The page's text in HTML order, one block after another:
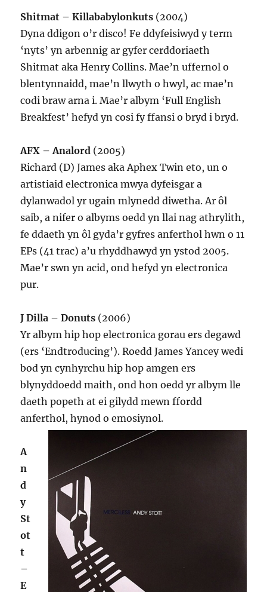
Shitmat – Killababylonkuts (2004)
Dyna ddigon o’r disco! Fe ddyfeisiwyd y term
‘nyts’ yn arbennig ar gyfer cerddoriaeth
Shitmat aka Henry Collins. Mae’n uffernol o
blentynnaidd, mae’n llwyth o hwyl, ac mae’n
codi braw arna i. Mae’r albym ‘Full English
Breakfest’ hefyd yn cosi fy ffansi o bryd i bryd.
AFX – Analord (2005)
Richard (D) James aka Aphex Twin eto, un o
artistiaid electronica mwya dyfeisgar a
dylanwadol yr ugain mlynedd diwetha. Ar ôl
saib, a nifer o albyms oedd yn llai nag athrylith,
fe ddaeth yn ôl gyda’r gyfres anferthol hwn o 11
EPs (41 trac) a’u rhyddhawyd yn ystod 2005.
Mae’r swn yn acid, ond hefyd yn electronica
pur.
J Dilla – Donuts (2006)
Yr albym hip hop electronica gorau ers degawd
(ers ‘Endtroducing’). Roedd James Yancey wedi
bod yn cynhyrchu hip hop amgen ers
blynyddoedd maith, ond hon oedd yr albym lle
daeth popeth at ei gilydd mewn ffordd
anferthol, hynod o emosiynol.
A
n
d
y
St
ot
t
–
E